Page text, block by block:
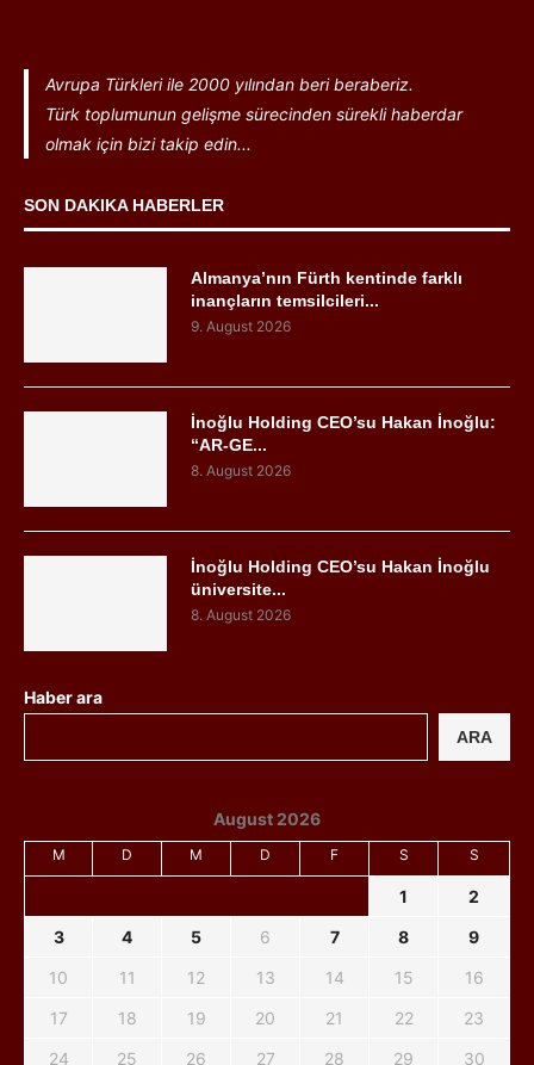
Avrupa Türkleri ile 2000 yılından beri beraberiz.
Türk toplumunun gelişme sürecinden sürekli haberdar
olmak için bizi takip edin...
SON DAKIKA HABERLER
Almanya’nın Fürth kentinde farklı
inançların temsilcileri...
9. August 2026
İnoğlu Holding CEO’su Hakan İnoğlu:
“AR-GE...
8. August 2026
İnoğlu Holding CEO’su Hakan İnoğlu
üniversite...
8. August 2026
Haber ara
ARA
August 2026
M D M D F S S
1
2
3
4 5 6 7 8
9
10
11 12 13 14 15
16
17
18 19 20 21 22
23
24
25 26 27 28 29 30